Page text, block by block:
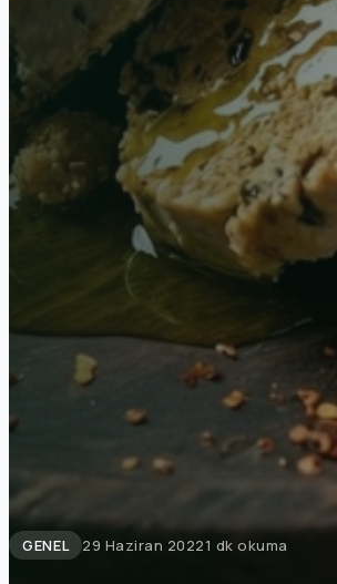
GENEL 29 Haziran 20221 dk okuma